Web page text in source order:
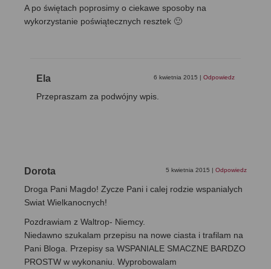
A po świętach poprosimy o ciekawe sposoby na
wykorzystanie poświątecznych resztek 🙂
Ela 6 kwietnia 2015 | Odpowiedz
Przepraszam za podwójny wpis.
Dorota 5 kwietnia 2015 | Odpowiedz
Droga Pani Magdo! Zycze Pani i calej rodzie wspanialych
Swiat Wielkanocnych!
Pozdrawiam z Waltrop- Niemcy.
Niedawno szukalam przepisu na nowe ciasta i trafilam na
Pani Bloga. Przepisy sa WSPANIALE SMACZNE BARDZO
PROSTW w wykonaniu. Wyprobowalam